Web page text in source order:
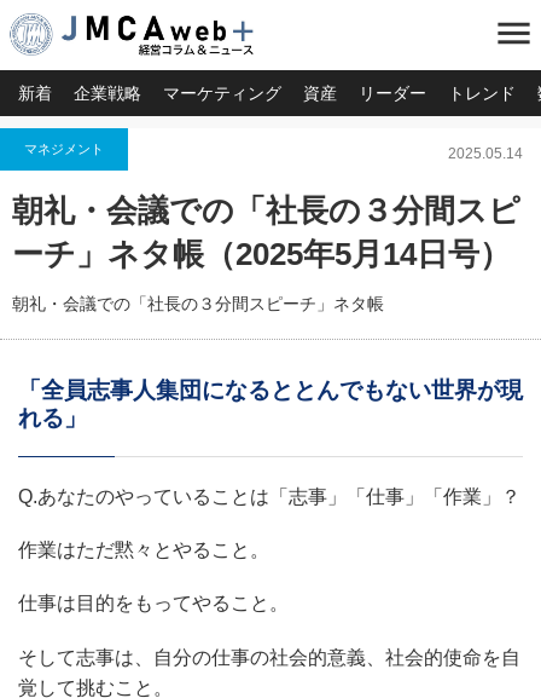
menu
新着 企業戦略 マーケティング 資産 リーダー トレンド
マネジメント 2025.05.14
朝礼・会議での「社長の３分間スピ
ーチ」ネタ帳（2025年5月14日号）
朝礼・会議での「社長の３分間スピーチ」ネタ帳
「全員志事人集団になるととんでもない世界が現
れる」
Q.あなたのやっていることは「志事」「仕事」「作業」？
作業はただ黙々とやること。
仕事は目的をもってやること。
そして志事は、自分の仕事の社会的意義、社会的使命を自
覚して挑むこと。